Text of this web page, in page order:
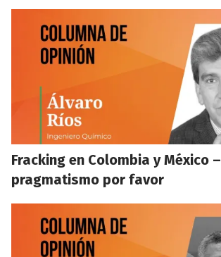
Fracking en Colombia y México –
pragmatismo por favor